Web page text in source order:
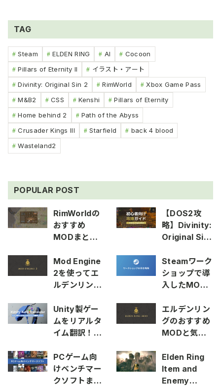
TAG
Steam ELDEN RING AI
Cocoon
Pillars of Eternity II
イラスト・アート
Divinity: Original Sin 2
RimWorld
Xbox Game Pass
M&B2
CSS Kenshi
Pillars of Eternity
Home behind 2
Path of the Abyss
Crusader Kings III
Starfield
back 4 blood
Wasteland2
POPULAR POST
RimWorldの
おすすめ
MODまとめ
【DOS2攻
略】Divinity:
Original Sin
け攻略ガイド
Mod Engine
2を使ってエ
ルデンリング
入する方法
Steamワーク
ショップで導
入したMOD
確認する方法
Unity製ゲー
ムをリアルタ
イム翻訳！
Translator
の使い方
エルデンリン
グのおすすめ
MODと気に
MODまとめ
PCゲーム向
けベンチマー
クソフトまと
Elden Ring
Item and
Enemy